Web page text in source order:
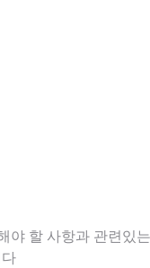
야 할 사항과 관련있